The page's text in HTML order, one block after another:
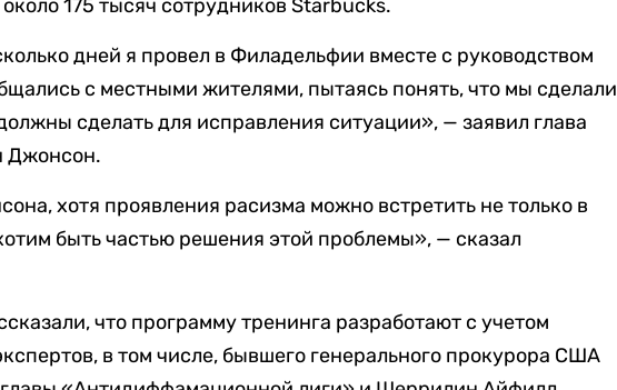
175 тысяч сотрудников Starbucks.
дней я провел в Филадельфии вместе с руководством
с местными жителями, пытаясь понять, что мы сделали
сделать для исправления ситуации», — заявил глава
Джонсон.
хотя проявления расизма можно встретить не только в
быть частью решения этой проблемы», — сказал
что программу тренинга разработают с учетом
в том числе, бывшего генерального прокурора США